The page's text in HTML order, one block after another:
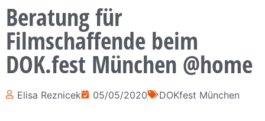
Beratung für
Filmschaffende beim
DOK.fest München @home
Elisa Reznicek 05/05/2020 DOKfest München